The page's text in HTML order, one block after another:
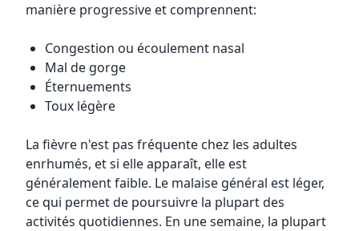
manière progressive et comprennent:
Congestion ou écoulement nasal
Mal de gorge
Éternuements
Toux légère
La fièvre n'est pas fréquente chez les adultes
enrhumés, et si elle apparaît, elle est
généralement faible. Le malaise général est léger,
ce qui permet de poursuivre la plupart des
activités quotidiennes. En une semaine, la plupart